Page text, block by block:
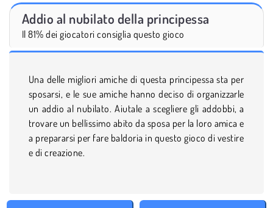
Addio al nubilato della principessa
Il 81% dei giocatori consiglia questo gioco
Una delle migliori amiche di questa principessa sta per
sposarsi, e le sue amiche hanno deciso di organizzarle
un addio al nubilato. Aiutale a scegliere gli addobbi, a
trovare un bellissimo abito da sposa per la loro amica e
a prepararsi per fare baldoria in questo gioco di vestire
e di creazione.